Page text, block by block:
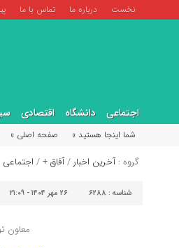
نخست درباره ما تماس با ما
اجتماعی دانشگاه اقتصادی
شما اینجا هستید » صفحه اصلی »
گروه :آخرین اخبار /آفاق +/ اجتماعی
شناسه : 6288 ۲۶ مهر ۱۴۰۴ - ۲۱:۰۹
معاون